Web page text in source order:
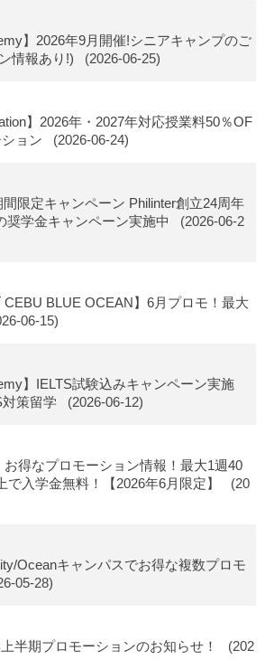
】2026年9月開催!シニアキャンプのご
情報あり!) (2026-06-25)
】2026年・2027年対応授業料50％OF
ョン (2026-06-24)
間限定キャンペーン Philinter創立24周年
奨学金キャンペーン実施中
(2026-06-2
CEBU BLUE OCEAN】6月プロモ！最大
06-15)
】IELTS試験込みキャンペーン実施
策留学 (2026-06-12)
お得なプロモーション情報！最大1週40
で入学金無料！【2026年6月限定】
(20
Oceanキャンパスでお得な複数プロモ
05-28)
半期プロモーションのお知らせ！
(202